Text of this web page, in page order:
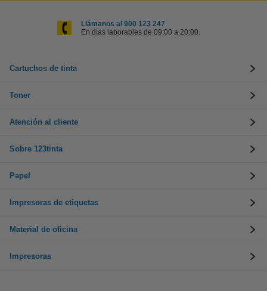
Llámanos al 900 123 247
En días laborables de 09:00 a 20:00.
Cartuchos de tinta
Toner
Atención al cliente
Sobre 123tinta
Papel
Impresoras de etiquetas
Material de oficina
Impresoras